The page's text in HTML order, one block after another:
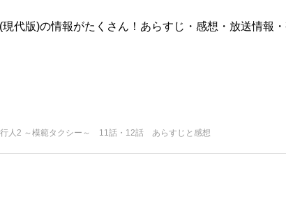
代版)の情報がたくさん！あらすじ・感想・放送情報
人2 ～模範タクシー～ 11話・12話 あらすじと感想